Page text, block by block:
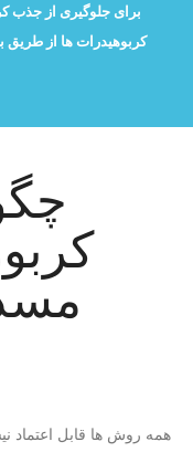
برای جلوگیری از جذب
کربوهیدرات ها از
همه روش ها قابل اعتماد